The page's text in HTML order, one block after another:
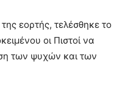
εορτής, τελέσθηκε το
οι Πιστοί να
των ψυχών και των